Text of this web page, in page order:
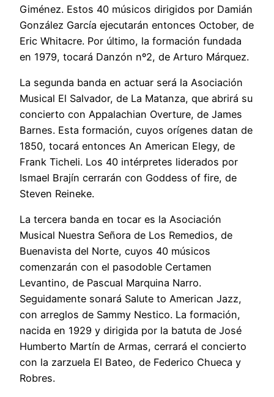
Giménez. Estos 40 músicos dirigidos por Damián
González García ejecutarán entonces October, de
Eric Whitacre. Por último, la formación fundada
en 1979, tocará Danzón nº2, de Arturo Márquez.
La segunda banda en actuar será la Asociación
Musical El Salvador, de La Matanza, que abrirá su
concierto con Appalachian Overture, de James
Barnes. Esta formación, cuyos orígenes datan de
1850, tocará entonces An American Elegy, de
Frank Ticheli. Los 40 intérpretes liderados por
Ismael Brajín cerrarán con Goddess of fire, de
Steven Reineke.
La tercera banda en tocar es la Asociación
Musical Nuestra Señora de Los Remedios, de
Buenavista del Norte, cuyos 40 músicos
comenzarán con el pasodoble Certamen
Levantino, de Pascual Marquina Narro.
Seguidamente sonará Salute to American Jazz,
con arreglos de Sammy Nestico. La formación,
nacida en 1929 y dirigida por la batuta de José
Humberto Martín de Armas, cerrará el concierto
con la zarzuela El Bateo, de Federico Chueca y
Robres.